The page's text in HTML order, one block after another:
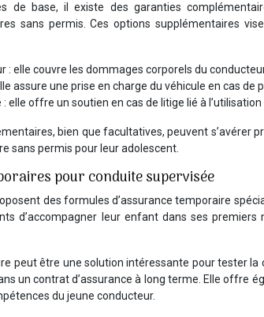
de base, il existe des garanties
sans permis. Ces options supplémentaires
: elle couvre les dommages corporels du
assure une prise en charge du véhicule en cas
elle offre un soutien en cas de litige lié à l’utilisation
bien que facultatives, peuvent s’avérer
sans permis pour leur adolescent.
pour conduite supervisée
des formules d’assurance temporaire
d’accompagner leur enfant dans ses
peut être une solution intéressante pour tester
un contrat d’assurance à long terme. Elle offre
du jeune conducteur.